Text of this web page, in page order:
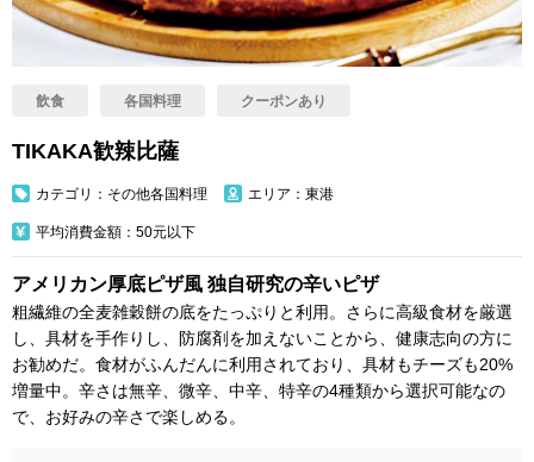
飲食 各国料理 クーポンあり
TIKAKA歓辣比薩
カテゴリ：その他各国料理 エリア：東港
平均消費金額：50元以下
アメリカン厚底ピザ風 独自研究の辛いピザ
粗繊維の全麦雑穀餅の底をたっぷりと利用。さらに高級食材を厳選
し、具材を手作りし、防腐剤を加えないことから、健康志向の方に
お勧めだ。食材がふんだんに利用されており、具材もチーズも20%
増量中。辛さは無辛、微辛、中辛、特辛の4種類から選択可能なの
で、お好みの辛さで楽しめる。